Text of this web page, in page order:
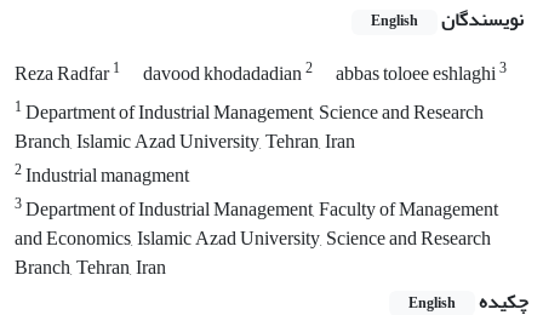
نویسندگان English
Reza Radfar1 davood khodadadian2 abbas toloee eshlaghi3
1Department of Industrial Management, Science and Research
Branch, Islamic Azad University, Tehran, Iran
2Industrial managment
3Department of Industrial Management, Faculty of Management
and Economics, Islamic Azad University, Science and Research
Branch, Tehran, Iran
چکیده
English